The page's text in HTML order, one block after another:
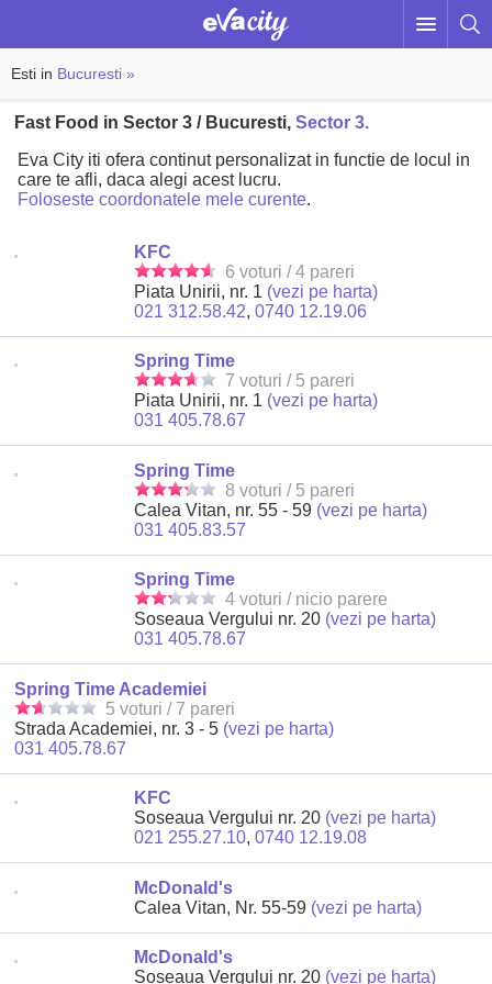
Esti in Bucuresti »
Fast Food in Sector 3 / Bucuresti,Sector 3.
Eva City iti ofera continut personalizat in functie de locul in
care te afli, daca alegi acest lucru.
Foloseste coordonatele mele curente.
KFC
6 voturi / 4 pareri
Piata Unirii, nr. 1 (vezi pe harta)
021 312.58.42,0740 12.19.06
Spring Time
7 voturi / 5 pareri
Piata Unirii, nr. 1 (vezi pe harta)
031 405.78.67
Spring Time
8 voturi / 5 pareri
Calea Vitan, nr. 55 - 59 (vezi pe harta)
031 405.83.57
Spring Time
4 voturi / nicio parere
Soseaua Vergului nr. 20 (vezi pe harta)
031 405.78.67
Spring Time Academiei
5 voturi / 7 pareri
Strada Academiei, nr. 3 - 5 (vezi pe harta)
031 405.78.67
KFC
Soseaua Vergului nr. 20 (vezi pe harta)
021 255.27.10,0740 12.19.08
McDonald's
Calea Vitan, Nr. 55-59 (vezi pe harta)
McDonald's
Soseaua Vergului nr. 20 (vezi pe harta)